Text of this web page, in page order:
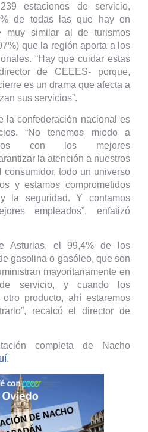
estaciones de servicio,
de todas las que hay en
muy similar al de turismos
que la región aporta a los
“Hay que cuidar estas
de CEEES- porque,
es un drama que afecta a
sus servicios”.
la confederación nacional es
“No tenemos miedo a
con los mejores
la atención a nuestros
todo un universo
y estamos comprometidos
la seguridad. Y contamos
empleados”, enfatizó
Asturias, el 99,4% de los
gasolina o gasóleo, que son
mayoritariamente en
de servicio, y cuando los
producto, ahí estaremos
recalcó el director de
completa de Nacho
.